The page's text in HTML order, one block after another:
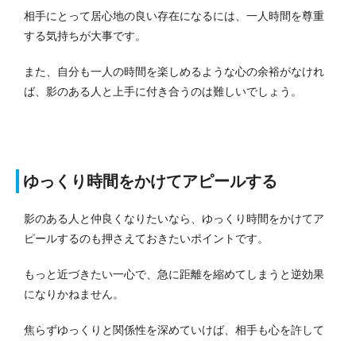
相手にとって居心地の良い存在になるには、一人時間を尊重
する気持ちが大事です。
また、自分も一人の時間を楽しめるような心の余裕がなけれ
ば、影のある人と上手に付き合うのは難しいでしょう。
ゆっくり時間をかけてアピールする
影のある人と仲良くなりたいなら、ゆっくり時間をかけてア
ピールするのも押さえておきたいポイントです。
もっと近づきたい一心で、急に距離を縮めてしまうと逆効果
になりかねません。
焦らずゆっくりと関係性を深めていけば、相手も心を許して